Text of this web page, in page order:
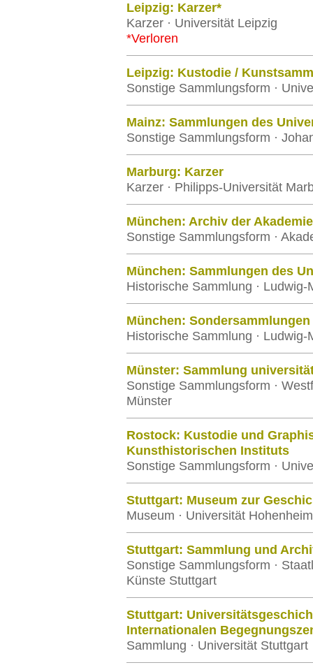
Leipzig: Karzer*
Karzer · Universität Leipzig
*Verloren
Leipzig: Kustodie /
Sonstige Sammlungsform ·
Mainz: Sammlungen des
Sonstige Sammlungsform ·
Marburg: Karzer
Karzer · Philipps-Universität
München: Archiv der
Sonstige Sammlungsform ·
München: Sammlungen des
Historische Sammlung ·
München:
Historische Sammlung ·
Münster: Sammlung
Sonstige Sammlungsform ·
Münster
Rostock: Kustodie und
Kunsthistorischen Instituts
Sonstige Sammlungsform ·
Stuttgart: Museum zur
Museum · Universität Hohenheim
Stuttgart: Sammlung und
Sonstige Sammlungsform ·
Künste Stuttgart
Stuttgart:
Internationalen
Sammlung · Universität Stuttgart